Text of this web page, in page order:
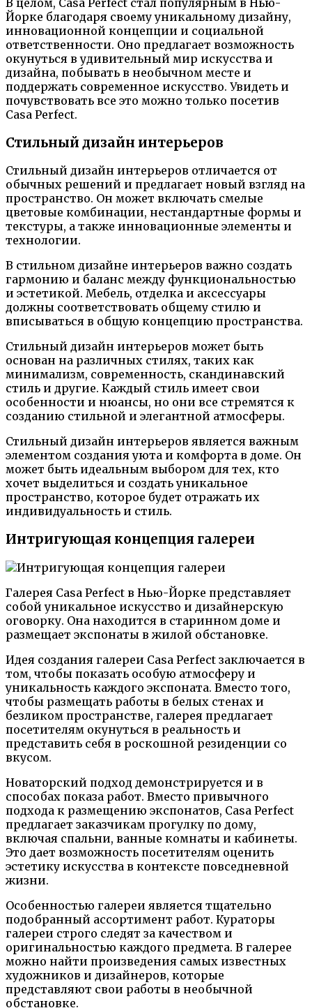
Йорке благодаря своему уникальному дизайну,
инновационной концепции и социальной
ответственности. Оно предлагает возможность
окунуться в удивительный мир искусства и
дизайна, побывать в необычном месте и
поддержать современное искусство. Увидеть и
почувствовать все это можно только посетив
Casa Perfect.
Стильный дизайн интерьеров
Стильный дизайн интерьеров отличается от
обычных решений и предлагает новый взгляд на
пространство. Он может включать смелые
цветовые комбинации, нестандартные формы и
текстуры, а также инновационные элементы и
технологии.
В стильном дизайне интерьеров важно создать
гармонию и баланс между функциональностью
и эстетикой. Мебель, отделка и аксессуары
должны соответствовать общему стилю и
вписываться в общую концепцию пространства.
Стильный дизайн интерьеров может быть
основан на различных стилях, таких как
минимализм, современность, скандинавский
стиль и другие. Каждый стиль имеет свои
особенности и нюансы, но они все стремятся к
созданию стильной и элегантной атмосферы.
Стильный дизайн интерьеров является важным
элементом создания уюта и комфорта в доме. Он
может быть идеальным выбором для тех, кто
хочет выделиться и создать уникальное
пространство, которое будет отражать их
индивидуальность и стиль.
Интригующая концепция галереи
Галерея Casa Perfect в Нью-Йорке представляет
собой уникальное искусство и дизайнерскую
оговорку. Она находится в старинном доме и
размещает экспонаты в жилой обстановке.
Идея создания галереи Casa Perfect заключается в
том, чтобы показать особую атмосферу и
уникальность каждого экспоната. Вместо того,
чтобы размещать работы в белых стенах и
безликом пространстве, галерея предлагает
посетителям окунуться в реальность и
представить себя в роскошной резиденции со
вкусом.
Новаторский подход демонстрируется и в
способах показа работ. Вместо привычного
подхода к размещению экспонатов, Casa Perfect
предлагает заказчикам прогулку по дому,
включая спальни, ванные комнаты и кабинеты.
Это дает возможность посетителям оценить
эстетику искусства в контексте повседневной
жизни.
Особенностью галереи является тщательно
подобранный ассортимент работ. Кураторы
галереи строго следят за качеством и
оригинальностью каждого предмета. В галерее
можно найти произведения самых известных
художников и дизайнеров, которые
представляют свои работы в необычной
обстановке.